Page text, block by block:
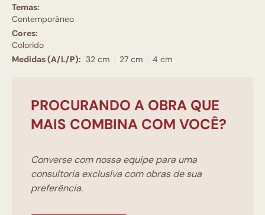
Temas:
Contemporâneo
Cores:
Colorido
Medidas (A/L/P): 32 cm 27 cm 4 cm
PROCURANDO A OBRA QUE
MAIS COMBINA COM VOCÊ?
Converse com nossa equipe para uma
consultoria exclusíva com obras de sua
preferência.